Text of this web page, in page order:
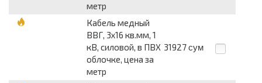
метр
Кабель медный
ВВГ, 3х16 кв.мм, 1
кВ, силовой, в ПВХ
облочке, цена за
метр
31927 сум